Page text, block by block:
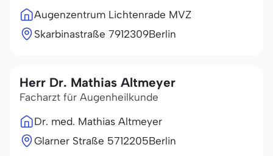
Augenzentrum Lichtenrade MVZ
Skarbinastraße 7912309Berlin
Herr Dr. Mathias Altmeyer
Facharzt für Augenheilkunde
Dr. med. Mathias Altmeyer
Glarner Straße 5712205Berlin